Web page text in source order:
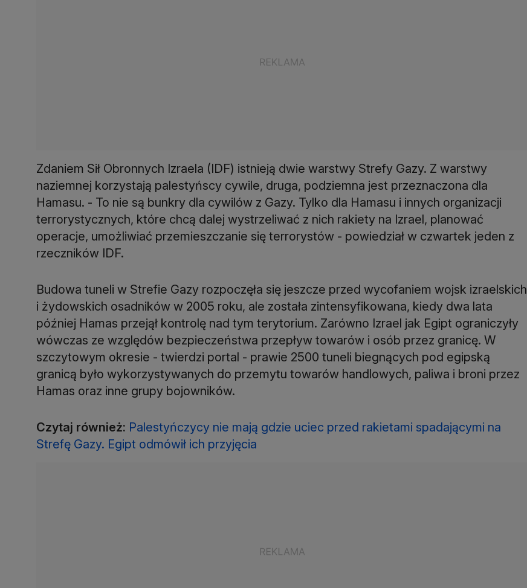
Zdaniem Sił Obronnych Izraela (IDF) istnieją dwie warstwy Strefy Gazy. Z warstwy
naziemnej korzystają palestyńscy cywile, druga, podziemna jest przeznaczona dla
Hamasu. - To nie są bunkry dla cywilów z Gazy. Tylko dla Hamasu i innych organizacji
terrorystycznych, które chcą dalej wystrzeliwać z nich rakiety na Izrael, planować
operacje, umożliwiać przemieszczanie się terrorystów - powiedział w czwartek jeden z
rzeczników IDF.
Budowa tuneli w Strefie Gazy rozpoczęła się jeszcze przed wycofaniem wojsk izraelskich
i żydowskich osadników w 2005 roku, ale została zintensyfikowana, kiedy dwa lata
później Hamas przejął kontrolę nad tym terytorium. Zarówno Izrael jak Egipt ograniczyły
wówczas ze względów bezpieczeństwa przepływ towarów i osób przez granicę. W
szczytowym okresie - twierdzi portal - prawie 2500 tuneli biegnących pod egipską
granicą było wykorzystywanych do przemytu towarów handlowych, paliwa i broni przez
Hamas oraz inne grupy bojowników.
Czytaj również: Palestyńczycy nie mają gdzie uciec przed rakietami spadającymi na
Strefę Gazy. Egipt odmówił ich przyjęcia